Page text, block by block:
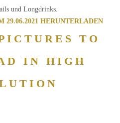
und Longdrinks.
29.06.2021 HERUNTERLADEN
TO
IN HIGH